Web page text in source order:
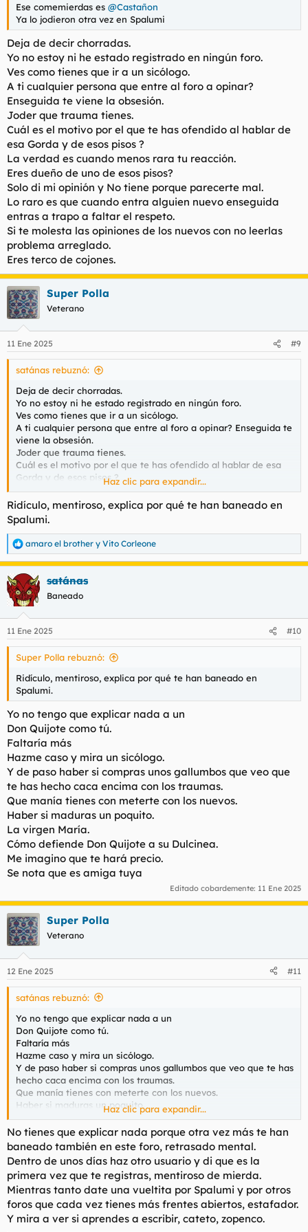
Ese comemierdas es @Castañon
Ya lo jodieron otra vez en Spalumi
Deja de decir chorradas.
Yo no estoy ni he estado registrado en ningún foro.
Ves como tienes que ir a un sicólogo.
A ti cualquier persona que entre al foro a opinar?
Enseguida te viene la obsesión.
Joder que trauma tienes.
Cuál es el motivo por el que te has ofendido al hablar de
esa Gorda y de esos pisos ?
La verdad es cuando menos rara tu reacción.
Eres dueño de uno de esos pisos?
Solo di mi opinión y No tiene porque parecerte mal.
Lo raro es que cuando entra alguien nuevo enseguida
entras a trapo a faltar el respeto.
Si te molesta las opiniones de los nuevos con no leerlas
problema arreglado.
Eres terco de cojones.
Super Polla
Veterano
11 Ene 2025 #9
satánas rebuznó:
Deja de decir chorradas.
Yo no estoy ni he estado registrado en ningún foro.
Ves como tienes que ir a un sicólogo.
A ti cualquier persona que entre al foro a opinar? Enseguida te
viene la obsesión.
Joder que trauma tienes.
Cuál es el motivo por el que te has ofendido al hablar de esa
Gorda y de esos pisos ?
La verdad es cuando menos rara tu reacción.
Eres dueño de uno de esos pisos?
Solo di mi opinión y No tiene porque parecerte mal.
Lo raro es que cuando entra alguien nuevo enseguida entras a
trapo a faltar el respeto.
Si te molesta las opiniones de los nuevos con no leerlas
problema arreglado.
Eres terco de cojones.
Haz clic para expandir...
Ridículo, mentiroso, explica por qué te han baneado en
Spalumi.
R
e
a
c
c
i
e
s
amaro el brother y Vito Corleone
satánas
Baneado
11 Ene 2025 #10
Super Polla rebuznó:
Ridículo, mentiroso, explica por qué te han baneado en
Spalumi.
Yo no tengo que explicar nada a un
Don Quijote como tú.
Faltaría más
Hazme caso y mira un sicólogo.
Y de paso haber si compras unos gallumbos que veo que
te has hecho caca encima con los traumas.
Que manía tienes con meterte con los nuevos.
Haber si maduras un poquito.
La virgen María.
Cómo defiende Don Quijote a su Dulcinea.
Me imagino que te hará precio.
Se nota que es amiga tuya
Editado cobardemente: 11 Ene 2025
Super Polla
Veterano
12 Ene 2025 #11
satánas rebuznó:
Yo no tengo que explicar nada a un
Don Quijote como tú.
Faltaría más
Hazme caso y mira un sicólogo.
Y de paso haber si compras unos gallumbos que veo que te has
hecho caca encima con los traumas.
Que manía tienes con meterte con los nuevos.
Haber si maduras un poquito.
La virgen María.
Cómo defiende Don Quijote a su Dulcinea.
Me imagino que te hará precio.
Se nota que es amiga tuya
Haz clic para expandir...
No tienes que explicar nada porque otra vez más te han
baneado también en este foro, retrasado mental.
Dentro de unos días haz otro usuario y di que es la
primera vez que te registras, mentiroso de mierda.
Mientras tanto date una vueltita por Spalumi y por otros
foros que cada vez tienes más frentes abiertos, estafador.
Y mira a ver si aprendes a escribir, cateto, zopenco.